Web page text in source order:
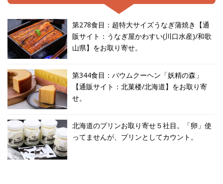
第278食目：超特大サイズうなぎ蒲焼き【通
販サイト：うなぎ屋かわすい(川口水産)/和歌
山県】をお取り寄せ。
第344食目：バウムクーヘン「妖精の森」
【通販サイト：北菓楼/北海道】をお取り寄
せ。
北海道のプリンお取り寄せ５社目。「卵」使
ってませんが、プリンとしてカウント。